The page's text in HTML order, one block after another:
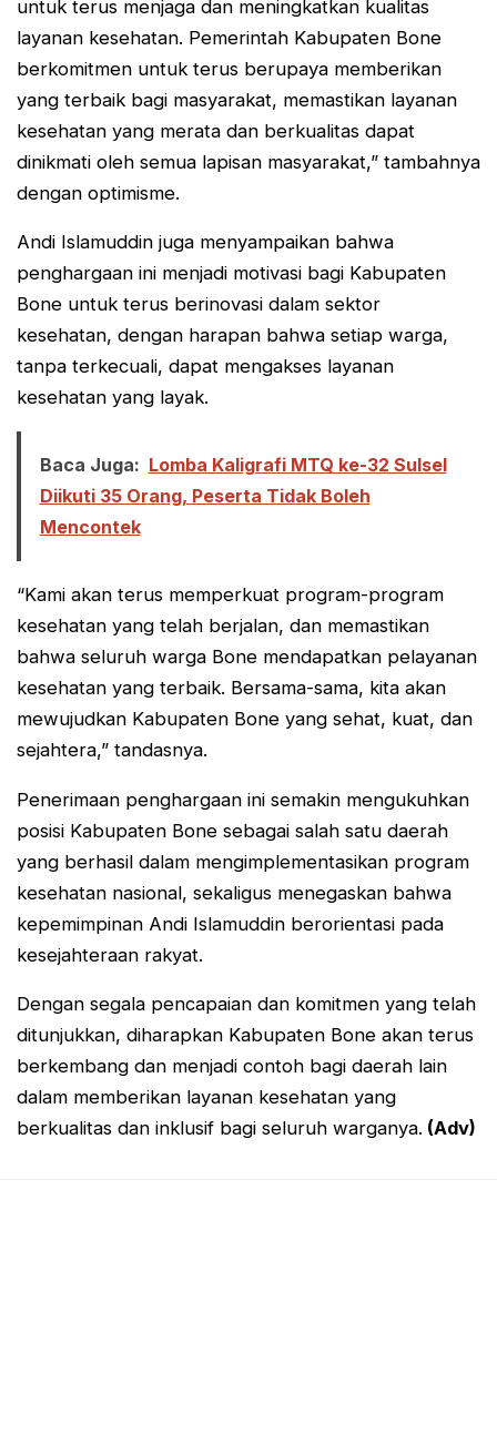
untuk terus menjaga dan meningkatkan kualitas
layanan kesehatan. Pemerintah Kabupaten Bone
berkomitmen untuk terus berupaya memberikan
yang terbaik bagi masyarakat, memastikan layanan
kesehatan yang merata dan berkualitas dapat
dinikmati oleh semua lapisan masyarakat,” tambahnya
dengan optimisme.
Andi Islamuddin juga menyampaikan bahwa
penghargaan ini menjadi motivasi bagi Kabupaten
Bone untuk terus berinovasi dalam sektor
kesehatan, dengan harapan bahwa setiap warga,
tanpa terkecuali, dapat mengakses layanan
kesehatan yang layak.
Baca Juga: Lomba Kaligrafi MTQ ke-32 Sulsel
Diikuti 35 Orang, Peserta Tidak Boleh
Mencontek
“Kami akan terus memperkuat program-program
kesehatan yang telah berjalan, dan memastikan
bahwa seluruh warga Bone mendapatkan pelayanan
kesehatan yang terbaik. Bersama-sama, kita akan
mewujudkan Kabupaten Bone yang sehat, kuat, dan
sejahtera,” tandasnya.
Penerimaan penghargaan ini semakin mengukuhkan
posisi Kabupaten Bone sebagai salah satu daerah
yang berhasil dalam mengimplementasikan program
kesehatan nasional, sekaligus menegaskan bahwa
kepemimpinan Andi Islamuddin berorientasi pada
kesejahteraan rakyat.
Dengan segala pencapaian dan komitmen yang telah
ditunjukkan, diharapkan Kabupaten Bone akan terus
berkembang dan menjadi contoh bagi daerah lain
dalam memberikan layanan kesehatan yang
berkualitas dan inklusif bagi seluruh warganya. (Adv)